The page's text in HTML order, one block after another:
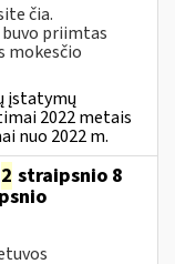
čia.
buvo priimtas
mokesčio
įstatymų
2022 metais
nuo 2022 m.
2 straipsnio 8